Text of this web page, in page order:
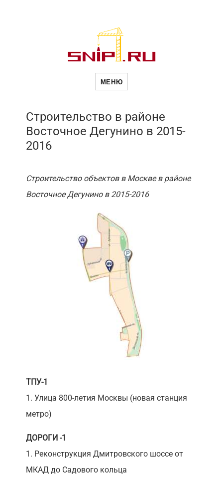
Новое в
МЕНЮ
Строительство в районе
Восточное Дегунино в 2015-
2016
Строительство объектов в Москве в районе
Восточное Дегунино в 2015-2016
ТПУ-1
1. Улица 800-летия Москвы (новая станция
метро)
ДОРОГИ -1
1. Реконструкция Дмитровского шоссе от
МКАД до Садового кольца